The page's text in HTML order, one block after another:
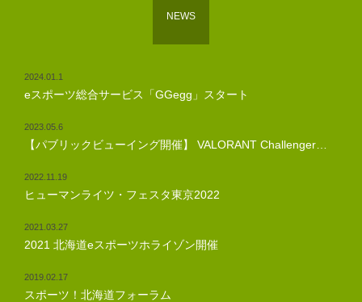
NEWS
2024.01.1
eスポーツ総合サービス「GGegg」スタート
2023.05.6
【パブリックビューイング開催】 VALORANT Challenger…
2022.11.19
ヒューマンライツ・フェスタ東京2022
2021.03.27
2021 北海道eスポーツホライゾン開催
2019.02.17
スポーツ！北海道フォーラム